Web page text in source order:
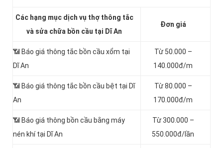
Các hạng mục dịch vụ thợ thông tắc
và sửa chữa bồn cầu tại Dĩ An
Đơn giá
📶 Báo giá thông tắc bồn cầu xổm tại
Dĩ An
Từ 50.000 –
140.000đ/m
📶 Báo giá thông tắc bồn cầu bệt tại Dĩ
An
Từ 80.000 –
170.000đ/m
📶 Báo giá thông bồn cầu bằng máy
nén khí tại Dĩ An
Từ 300.000 –
550.000đ/lần